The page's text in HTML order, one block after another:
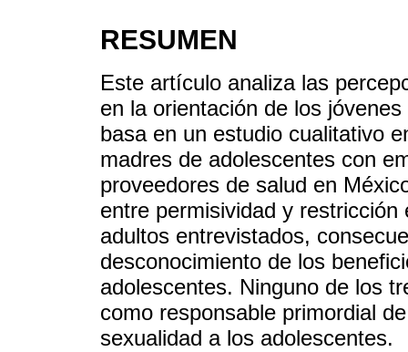
RESUMEN
Este artículo analiza las
en la orientación de los
basa en un estudio cualitativo
madres de adolescentes con
proveedores de salud en
entre permisividad y
adultos entrevistados,
desconocimiento de los
adolescentes. Ninguno de los
como responsable primordial
sexualidad a los adolescentes.